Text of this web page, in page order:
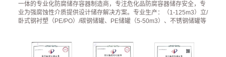
一体的专业化防腐储存容器制造商，专注危化品防腐容器储存安全，专
业为强腐蚀性介质提供设计储存解决方案。专业生产：（1-125m3）立/
卧式钢衬塑（PE/PO）/碳钢储罐、PE储罐（5-50m3）、不锈钢储罐等